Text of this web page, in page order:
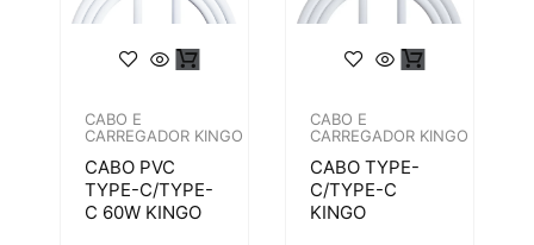
CABO E
CARREGADOR KINGO
CABO PVC
TYPE-C/TYPE-
C 60W KINGO
CABO E
CARREGADOR KINGO
CABO TYPE-
C/TYPE-C
KINGO